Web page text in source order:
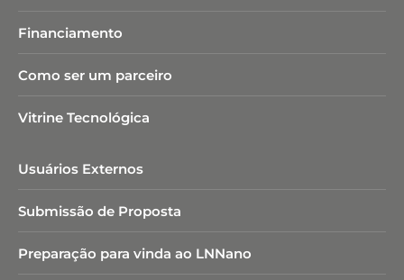
Financiamento
Como ser um parceiro
Vitrine Tecnológica
Usuários Externos
Submissão de Proposta
Preparação para vinda ao LNNano